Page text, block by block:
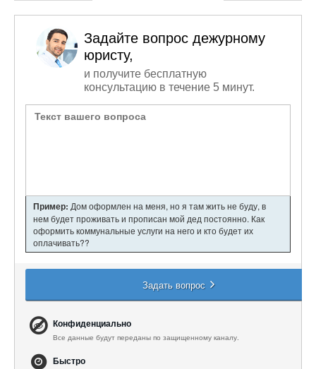
Задайте вопрос дежурному
юристу,
и получите бесплатную
консультацию в течение 5 минут.
Пример: Дом оформлен на меня, но я там жить не буду, в
нем будет проживать и прописан мой дед постоянно. Как
оформить коммунальные услуги на него и кто будет их
оплачивать??
Задать вопрос
Конфиденциально
Все данные будут переданы по защищенному каналу.
Быстро